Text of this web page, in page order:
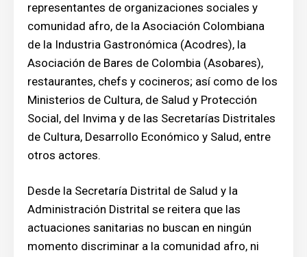
representantes de organizaciones sociales y
comunidad afro, de la Asociación Colombiana
de la Industria Gastronómica (Acodres), la
Asociación de Bares de Colombia (Asobares),
restaurantes, chefs y cocineros; así como de los
Ministerios de Cultura, de Salud y Protección
Social, del Invima y de las Secretarías Distritales
de Cultura, Desarrollo Económico y Salud, entre
otros actores.
Desde la Secretaría Distrital de Salud y la
Administración Distrital se reitera que las
actuaciones sanitarias no buscan en ningún
momento discriminar a la comunidad afro, ni